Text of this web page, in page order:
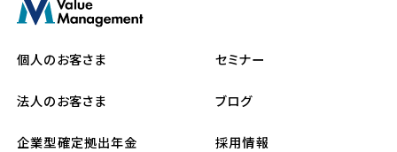
個人のお客さま
法人のお客さま
企業型確定拠出年金
セミナー
ブログ
採用情報